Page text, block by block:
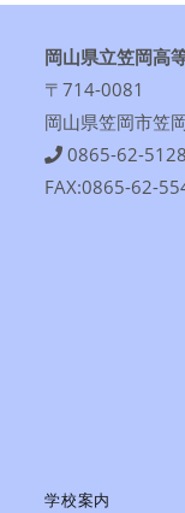
岡山県立笠岡高
〒714-0081
岡山県笠岡市笠
0865-62-5128
FAX:0865-62-
学校案内